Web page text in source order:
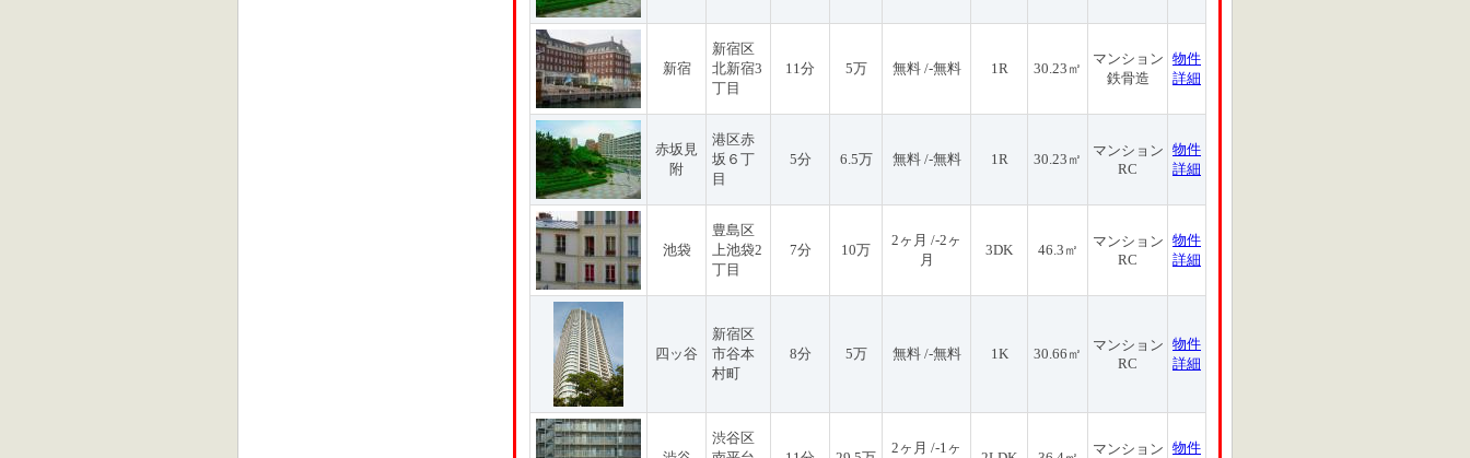
新宿
新宿区
北新宿3
丁目
11分 5万 無料 /-無料 1R 30.23㎡
マンション
鉄骨造
物件
詳細
赤坂見
附
港区赤
坂６丁
目
5分 6.5万 無料 /-無料 1R 30.23㎡
マンション
RC
物件
詳細
池袋
豊島区
上池袋2
丁目
7分 10万
2ヶ月 /-2ヶ
月
3DK 46.3㎡
マンション
RC
物件
詳細
四ッ谷
新宿区
市谷本
村町
8分 5万 無料 /-無料 1K 30.66㎡
マンション
RC
物件
詳細
渋谷区
2ヶ月 /-1ヶ マンション 物件